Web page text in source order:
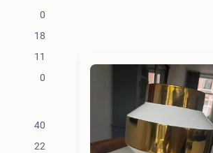
0
18
11
0
40
22